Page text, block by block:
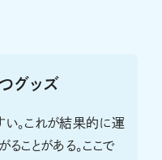
グッズ
。これが結果的に運
ことがある。ここで